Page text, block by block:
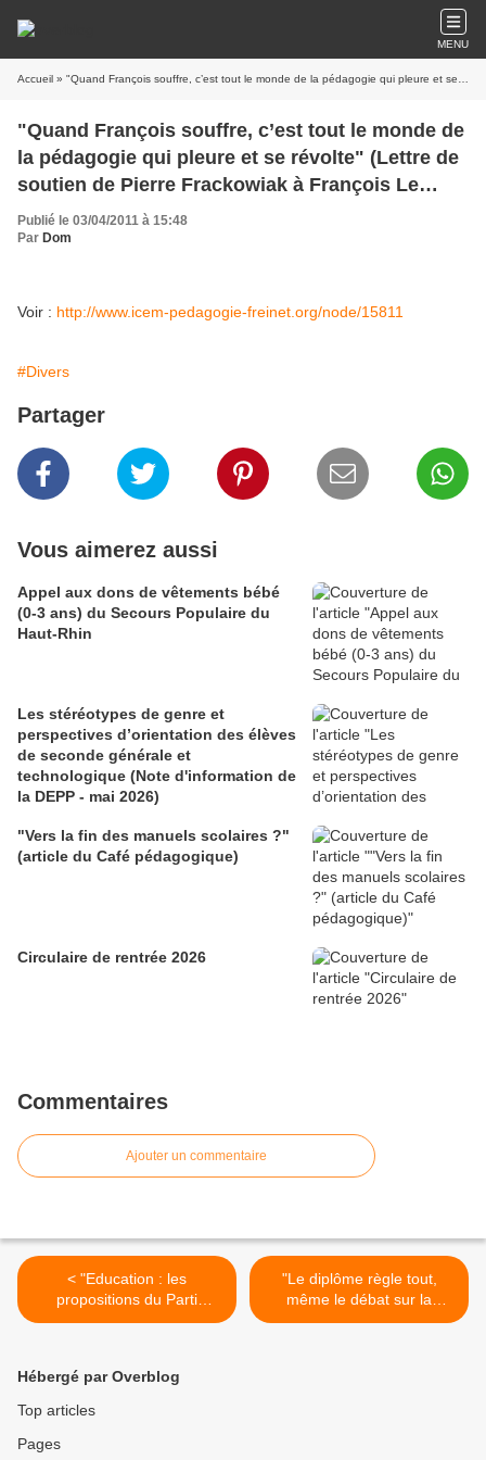
MENU
Accueil » "Quand François souffre, c’est tout le monde de la pédagogie qui pleure et se révolte" (Lettre de soutien de Pierre Frackowiak à François Le Ménahèze publiée sur le site de l'ICEM)
"Quand François souffre, c’est tout le monde de
la pédagogie qui pleure et se révolte" (Lettre de
soutien de Pierre Frackowiak à François Le
Ménahèze publiée sur le site de l'ICEM)
Publié le 03/04/2011 à 15:48
Par Dom
Voir : http://www.icem-pedagogie-freinet.org/node/15811
#Divers
Partager
Vous aimerez aussi
Appel aux dons de vêtements bébé
(0-3 ans) du Secours Populaire du
Haut-Rhin
Les stéréotypes de genre et
perspectives d’orientation des élèves
de seconde générale et
technologique (Note d'information de
la DEPP - mai 2026)
"Vers la fin des manuels scolaires ?"
(article du Café pédagogique)
Circulaire de rentrée 2026
Commentaires
Ajouter un commentaire
< "Education : les
propositions du Parti
Socialiste..." (article publié
2011)
"Le diplôme règle tout,
même le débat sur la
laïcité" (article publié le 2
Hébergé par Overblog
Top articles
Pages